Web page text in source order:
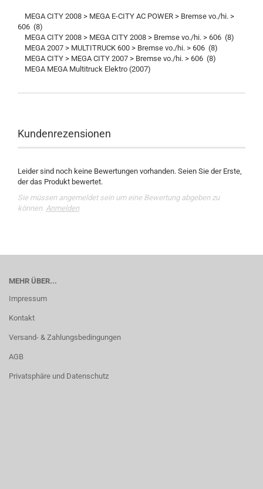
MEGA CITY 2008 > MEGA E-CITY AC POWER > Bremse vo./hi. >
606 (8)
MEGA CITY 2008 > MEGA CITY 2008 > Bremse vo./hi. > 606 (8)
MEGA 2007 > MULTITRUCK 600 > Bremse vo./hi. > 606 (8)
MEGA CITY > MEGA CITY 2007 > Bremse vo./hi. > 606 (8)
MEGA MEGA Multitruck Elektro (2007)
Kundenrezensionen
Leider sind noch keine Bewertungen vorhanden. Seien Sie der Erste,
der das Produkt bewertet.
Sie müssen angemeldet sein um eine Bewertung abgeben zu
können. Anmelden
MEHR ÜBER...
Impressum
Kontakt
Versand- & Zahlungsbedingungen
AGB
Privatsphäre und Datenschutz